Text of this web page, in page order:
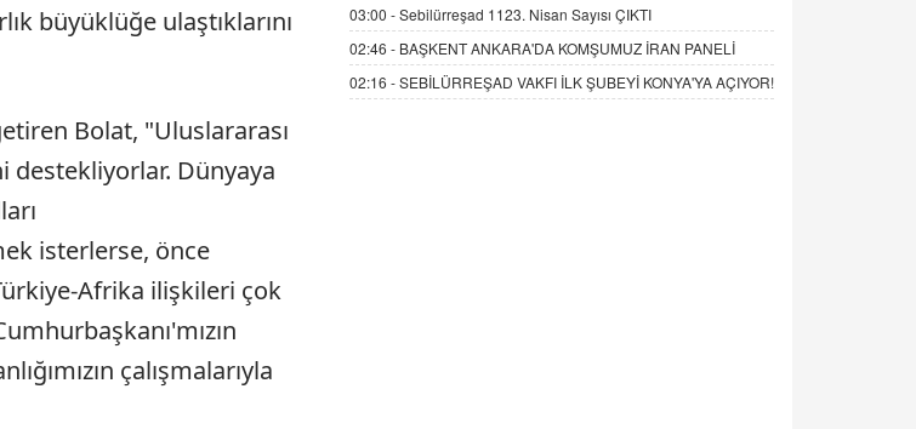
büyüklüğe ulaştıklarını
Bolat, "Uluslararası
Dünyaya
isterlerse, önce
Afrika ilişkileri çok
çalışmalarıyla
03:00 -Sebilürreşad 1123. Nisan Sayısı ÇIKTI
02:46 - BAŞKENT ANKARA'DA KOMŞUMUZ İRAN PANELİ
02:16 -SEBİLÜRREŞAD VAKFI İLK ŞUBEYİ KONYA'YA AÇIYOR!